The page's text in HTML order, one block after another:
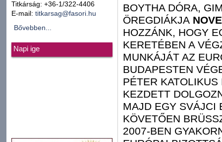
Titkárság: +36-1/322-4406
E-mail: titkarsag@fasori.hu
Bővebben...
Napi ige
BOYTHA DÓRA,
ÖREGDIÁKJA
HOZZÁNK, HOGY
KERETÉBEN A
MUNKÁJÁT AZ
BUDAPESTEN
PÉTER
KEZDETT
MAJD EGY SVÁJCI
KÖVETŐEN
2007-BEN